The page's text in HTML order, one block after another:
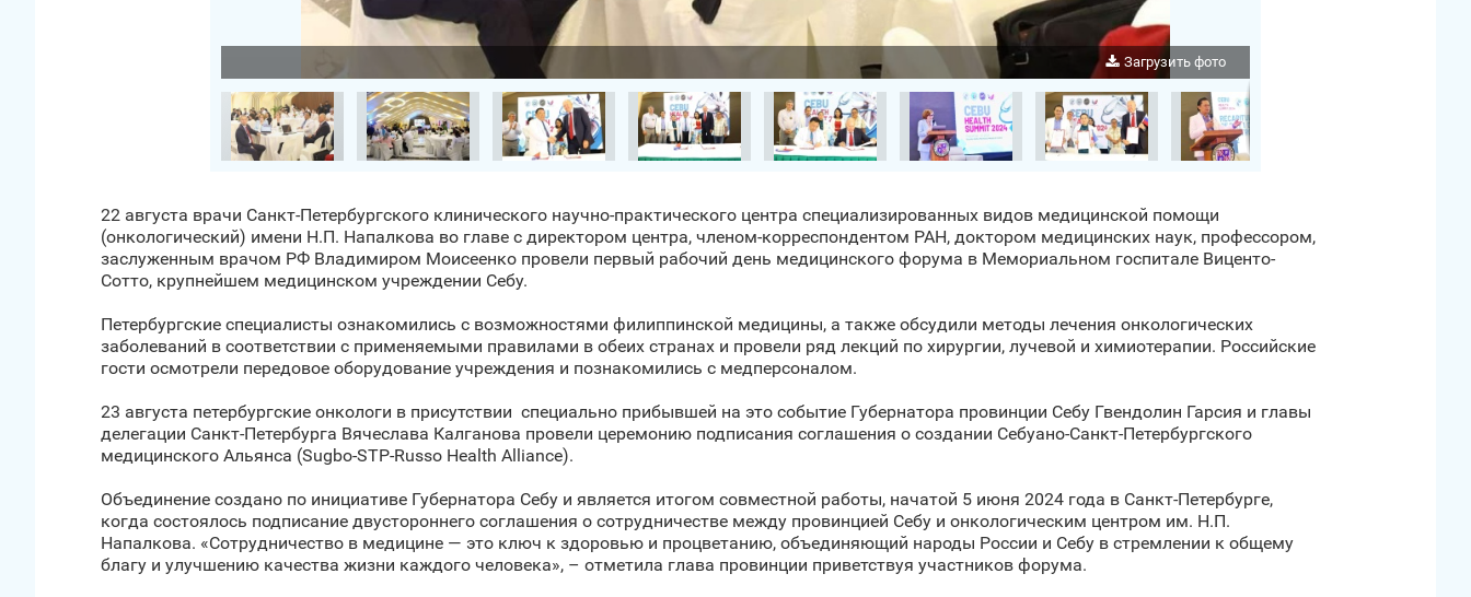
Загрузить фото
22 августа врачи Санкт‑Петербургского клинического научно-практического центра специализированных видов медицинской помощи
(онкологический) имени Н.П. Напалкова во главе с директором центра, членом-корреспондентом РАН, доктором медицинских наук, профессором,
заслуженным врачом РФ Владимиром Моисеенко провели первый рабочий день медицинского форума в Мемориальном госпитале Виценто-
Сотто, крупнейшем медицинском учреждении Себу.
Петербургские специалисты ознакомились с возможностями филиппинской медицины, а также обсудили методы лечения онкологических
заболеваний в соответствии с применяемыми правилами в обеих странах и провели ряд лекций по хирургии, лучевой и химиотерапии. Российские
гости осмотрели передовое оборудование учреждения и познакомились с медперсоналом.
23 августа петербургские онкологи в присутствии специально прибывшей на это событие Губернатора провинции Себу Гвендолин Гарсия и главы
делегации Санкт‑Петербурга Вячеслава Калганова провели церемонию подписания соглашения о создании Себуано-Санкт‑Петербургского
медицинского Альянса (Sugbo-STP-Russo Health Alliance).
Объединение создано по инициативе Губернатора Себу и является итогом совместной работы, начатой 5 июня 2024 года в Санкт‑Петербурге,
когда состоялось подписание двустороннего соглашения о сотрудничестве между провинцией Себу и онкологическим центром им. Н.П.
Напалкова. «Сотрудничество в медицине — это ключ к здоровью и процветанию, объединяющий народы России и Себу в стремлении к общему
благу и улучшению качества жизни каждого человека», – отметила глава провинции приветствуя участников форума.